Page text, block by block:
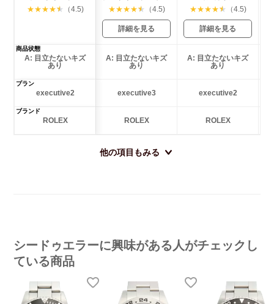
★★★★★ （4.5)
★★★★★ （4.5)
詳細を見る
★★★★★ （4.5)
詳細を見る
商品状態
A: 目立たないキズ
あり
A: 目立たないキズ
あり
A: 目立たないキズ
あり
プラン
executive2 executive3 executive2
ブランド
ROLEX ROLEX ROLEX
他の項目もみる
シードゥエラーに興味がある人がチェックし
ている商品